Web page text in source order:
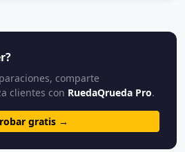
comparte
clientes con RuedaQrueda Pro.
gratis →